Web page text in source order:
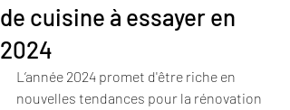
de cuisine à essayer en
2024
L’année 2024 promet d'être riche en
nouvelles tendances pour la rénovation